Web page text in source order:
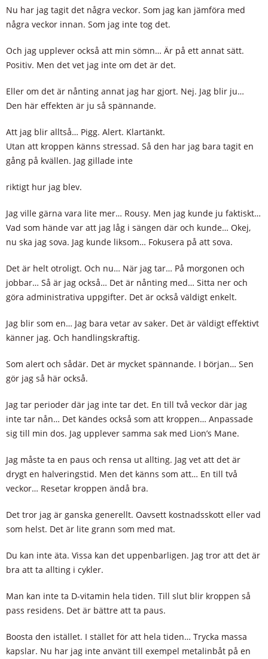
Nu har jag tagit det några veckor. Som jag kan jämföra med
några veckor innan. Som jag inte tog det.
Och jag upplever också att min sömn… Är på ett annat sätt.
Positiv. Men det vet jag inte om det är det.
Eller om det är nånting annat jag har gjort. Nej. Jag blir ju…
Den här effekten är ju så spännande.
Att jag blir alltså… Pigg. Alert. Klartänkt.
Utan att kroppen känns stressad. Så den har jag bara tagit en
gång på kvällen. Jag gillade inte
riktigt hur jag blev.
Jag ville gärna vara lite mer… Rousy. Men jag kunde ju faktiskt…
Vad som hände var att jag låg i sängen där och kunde… Okej,
nu ska jag sova. Jag kunde liksom… Fokusera på att sova.
Det är helt otroligt. Och nu… När jag tar… På morgonen och
jobbar… Så är jag också… Det är nånting med… Sitta ner och
göra administrativa uppgifter. Det är också väldigt enkelt.
Jag blir som en… Jag bara vetar av saker. Det är väldigt effektivt
känner jag. Och handlingskraftig.
Som alert och sådär. Det är mycket spännande. I början… Sen
gör jag så här också.
Jag tar perioder där jag inte tar det. En till två veckor där jag
inte tar nån… Det kändes också som att kroppen… Anpassade
sig till min dos. Jag upplever samma sak med Lion’s Mane.
Jag måste ta en paus och rensa ut allting. Jag vet att det är
drygt en halveringstid. Men det känns som att… En till två
veckor… Resetar kroppen ändå bra.
Det tror jag är ganska generellt. Oavsett kostnadsskott eller vad
som helst. Det är lite grann som med mat.
Du kan inte äta. Vissa kan det uppenbarligen. Jag tror att det är
bra att ta allting i cykler.
Man kan inte ta D-vitamin hela tiden. Till slut blir kroppen så
pass residens. Det är bättre att ta paus.
Boosta den istället. I stället för att hela tiden… Trycka massa
kapslar. Nu har jag inte använt till exempel metalinbåt på en